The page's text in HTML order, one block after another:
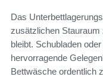
Das
zusätzlichen
bleibt. Schubladen
hervorragende
Bettwäsche ordentlich